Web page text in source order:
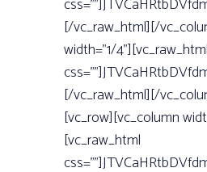
[/vc_raw_html][/
width=”1/4”][vc_raw_html
[/vc_raw_html][/
[vc_row][vc_column
[vc_raw_html